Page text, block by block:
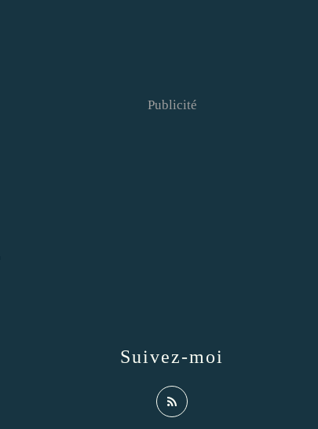
Suivez-moi
Publicité